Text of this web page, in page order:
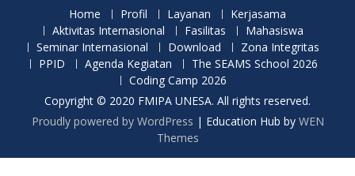
Home Profil Layanan
Kerjasama
Aktivitas Internasional
Fasilitas
Mahasiswa
Seminar Internasional
Download
Zona Integritas
PPID
Agenda Kegiatan
The SEAMS School 2026
Coding Camp 2026
Copyright © 2020 FMIPA UNESA. All rights reserved.
Proudly powered by WordPress | Education Hub by WEN
Themes